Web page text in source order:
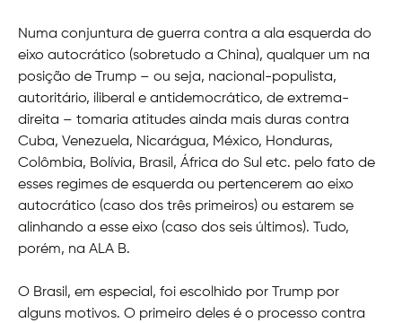
Numa conjuntura de guerra contra a ala esquerda do
eixo autocrático (sobretudo a China), qualquer um na
posição de Trump – ou seja, nacional-populista,
autoritário, iliberal e antidemocrático, de extrema-
direita – tomaria atitudes ainda mais duras contra
Cuba, Venezuela, Nicarágua, México, Honduras,
Colômbia, Bolívia, Brasil, África do Sul etc. pelo fato de
esses regimes de esquerda ou pertencerem ao eixo
autocrático (caso dos três primeiros) ou estarem se
alinhando a esse eixo (caso dos seis últimos). Tudo,
porém, na ALA B.
O Brasil, em especial, foi escolhido por Trump por
alguns motivos. O primeiro deles é o processo contra